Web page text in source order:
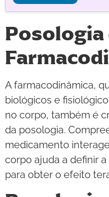
Posologia
A farmacodinâmica,
biológicos e
no corpo, também é
da posologia.
medicamento
corpo ajuda a definir
para obter o efeito